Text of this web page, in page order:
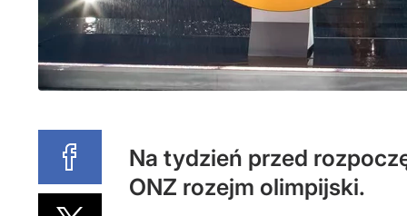
Na tydzień przed
ONZ rozejm olimpijski.